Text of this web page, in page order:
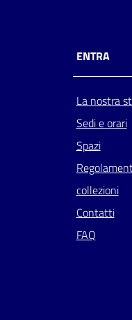
ENTRA
La nostra
Sedi e orari
Spazi
collezioni
Contatti
FAQ